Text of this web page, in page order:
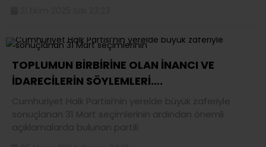
TOPLUMUN BİRBİRİNE OLAN İNANCI VE
İDARECİLERİN SÖYLEMLERİ….
Cumhuriyet Halk Partisi’nin yerelde büyük zaferiyle
sonuçlanan 31 Mart seçimlerinin ardından önemli
açıklamalarda bulunan partili